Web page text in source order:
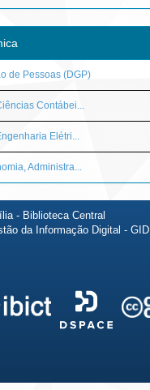
de Pessoas (DGP)
Contábei...
Elétri...
Administra...
- Biblioteca Central
da Informação Digital - GID